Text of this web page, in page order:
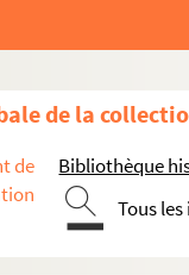
de la
de
Bibliothèque
Tous